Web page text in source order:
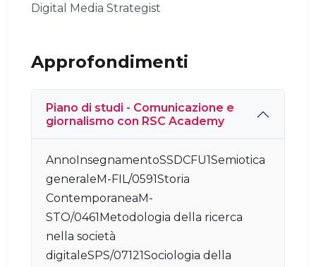
Digital Media Strategist
Approfondimenti
Piano di studi - Comunicazione e
giornalismo con RSC Academy
AnnoInsegnamentoSSDCFU1Semiotica
generaleM-FIL/0591Storia
ContemporaneaM-
STO/0461Metodologia della ricerca
nella società
digitaleSPS/07121Sociologia della